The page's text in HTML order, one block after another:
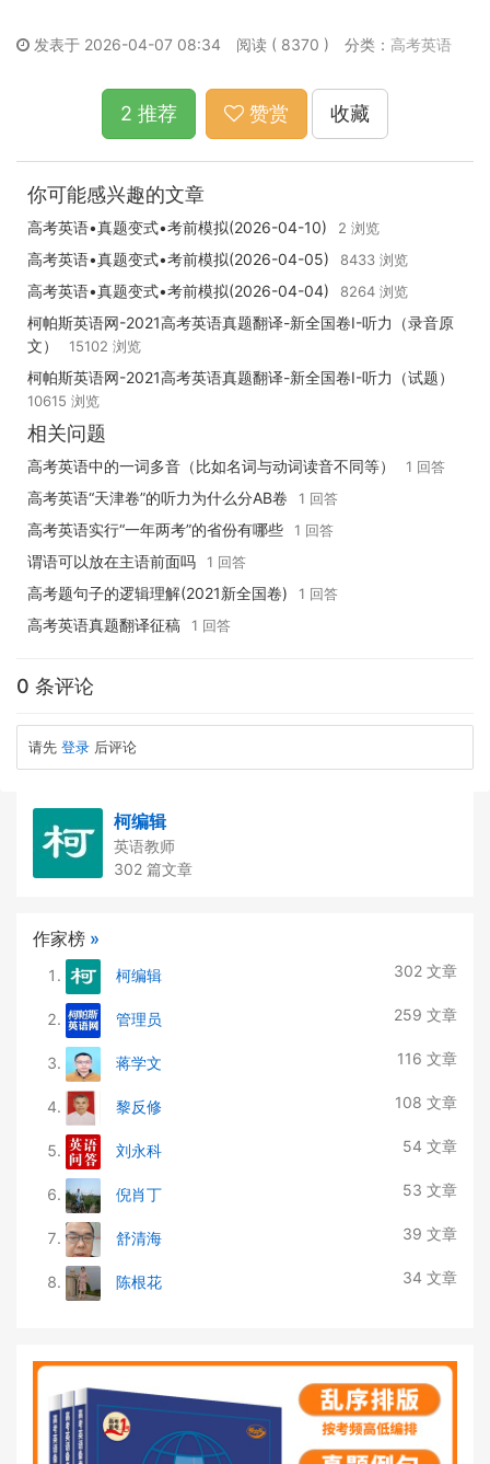
发表于 2026-04-07 08:34 阅读 ( 8370 ) 分类： 高考英语
2 推荐 赞赏 收藏
你可能感兴趣的文章
高考英语•真题变式•考前模拟(2026-04-10) 2 浏览
高考英语•真题变式•考前模拟(2026-04-05) 8433 浏览
高考英语•真题变式•考前模拟(2026-04-04) 8264 浏览
柯帕斯英语网-2021高考英语真题翻译-新全国卷I-听力（录音原
文）
15102 浏览
柯帕斯英语网-2021高考英语真题翻译-新全国卷I-听力（试题）
10615 浏览
相关问题
高考英语中的一词多音（比如名词与动词读音不同等） 1 回答
高考英语“天津卷”的听力为什么分AB卷 1 回答
高考英语实行“一年两考”的省份有哪些 1 回答
谓语可以放在主语前面吗 1 回答
高考题句子的逻辑理解(2021新全国卷) 1 回答
高考英语真题翻译征稿 1 回答
0 条评论
请先 登录 后评论
柯编辑
英语教师
302 篇文章
作家榜 »
柯编辑 302 文章
管理员 259 文章
蒋学文 116 文章
黎反修 108 文章
刘永科 54 文章
倪肖丁 53 文章
舒清海 39 文章
陈根花 34 文章